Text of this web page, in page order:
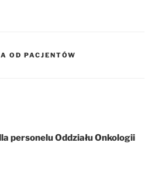
OD PACJENTÓW
personelu Oddziału Onkologii